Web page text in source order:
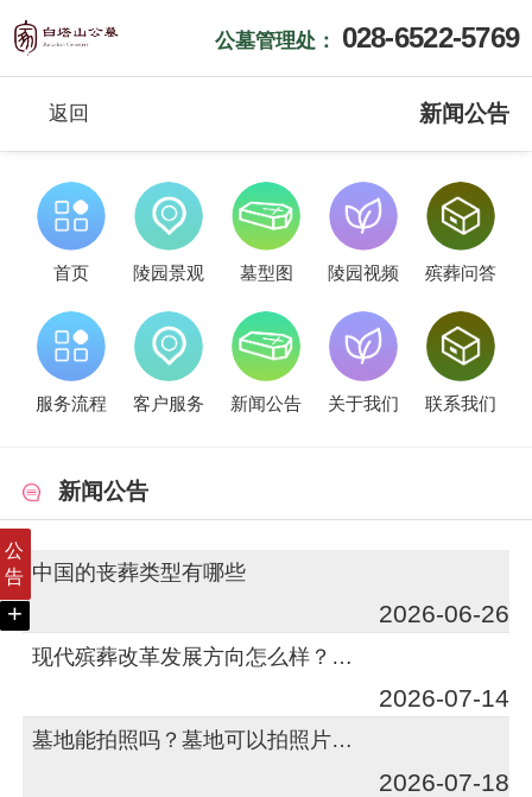
公
告
+
公墓管理处： 028-6522-5769
返回 新闻公告
首页 陵园景观 墓型图 陵园视频 殡葬问答
服务流程 客户服务 新闻公告 关于我们 联系我们
新闻公告
中国的丧葬类型有哪些
2026-06-26
现代殡葬改革发展方向怎么样？前景如何？
2026-07-14
墓地能拍照吗？墓地可以拍照片吗？
2026-07-18